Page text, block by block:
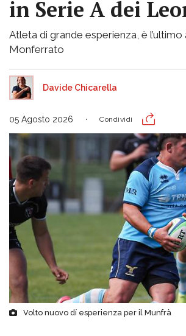
in Serie A dei
Atleta di grande esperienza, è
Monferrato
Davide Chicarella
05 Agosto 2026 Condividi
Volto nuovo dí esperienza per il Munfrà